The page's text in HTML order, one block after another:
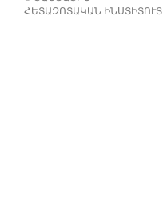
ՀԵՏԱԶՈՏԱԿԱՆ ԻՆՍՏԻՏՈՒՏ